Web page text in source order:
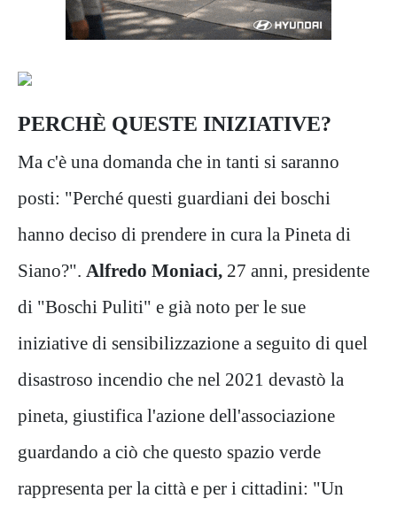
PERCHÈ QUESTE INIZIATIVE?
Ma c'è una domanda che in tanti si saranno
posti: "Perché questi guardiani dei boschi
hanno deciso di prendere in cura la Pineta di
Siano?". Alfredo Moniaci, 27 anni, presidente
di "Boschi Puliti" e già noto per le sue
iniziative di sensibilizzazione a seguito di quel
disastroso incendio che nel 2021 devastò la
pineta, giustifica l'azione dell'associazione
guardando a ciò che questo spazio verde
rappresenta per la città e per i cittadini: "Un